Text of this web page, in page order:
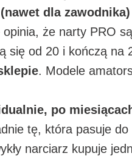
dla
że narty PRO
się od 20 i kończą na
. Modele
po
tę, która pasuje
narciarz kupuje